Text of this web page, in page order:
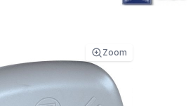
Zoom